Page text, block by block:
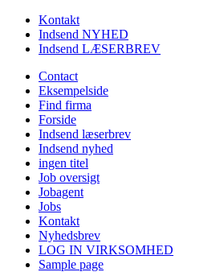
Kontakt
Indsend NYHED
Indsend LÆSERBREV
Contact
Eksempelside
Find firma
Forside
Indsend læserbrev
Indsend nyhed
ingen titel
Job oversigt
Jobagent
Jobs
Kontakt
Nyhedsbrev
LOG IN VIRKSOMHED
Sample page